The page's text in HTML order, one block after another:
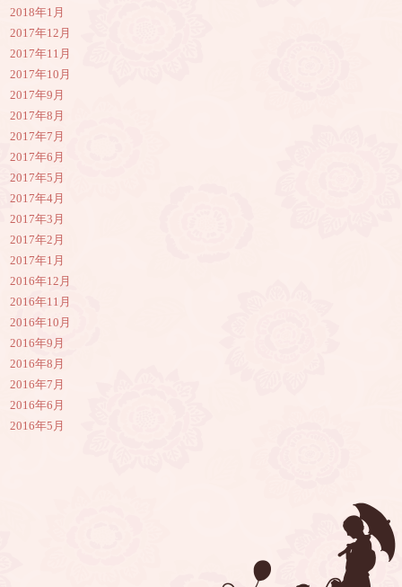
2018年1月
2017年12月
2017年11月
2017年10月
2017年9月
2017年8月
2017年7月
2017年6月
2017年5月
2017年4月
2017年3月
2017年2月
2017年1月
2016年12月
2016年11月
2016年10月
2016年9月
2016年8月
2016年7月
2016年6月
2016年5月